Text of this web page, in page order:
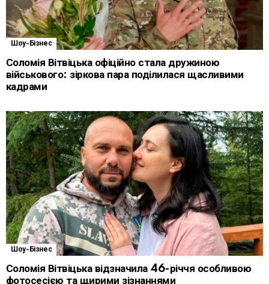
Шоу-Бізнес
Соломія Вітвіцька офіційно стала дружиною
військового: зіркова пара поділилася щасливими
кадрами
Шоу-Бізнес
Соломія Вітвіцька відзначила 46-річчя особливою
фотосесією та щирими зізнаннями